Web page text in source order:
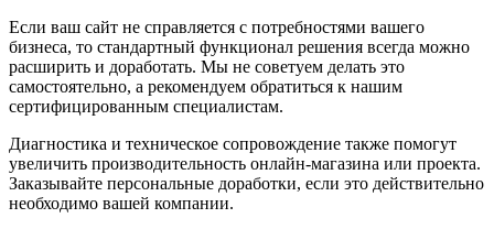
Если ваш сайт не справляется с потребностями вашего
бизнеса, то стандартный функционал решения всегда можно
расширить и доработать. Мы не советуем делать это
самостоятельно, а рекомендуем обратиться к нашим
сертифицированным специалистам.
Диагностика и техническое сопровождение также помогут
увеличить производительность онлайн-магазина или проекта.
Заказывайте персональные доработки, если это действительно
необходимо вашей компании.